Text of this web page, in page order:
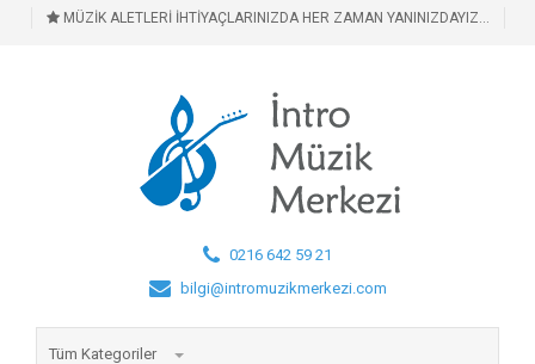
MÜZİK ALETLERİ İHTİYAÇLARINIZDA HER ZAMAN YANINIZDAYIZ...
0216 642 59 21
bilgi@intromuzikmerkezi.com
Tüm Kategoriler